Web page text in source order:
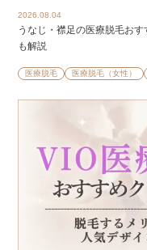
2026.08.04
うなじ・襟足の医療脱毛お
も解説
医療脱毛 医療脱毛（女性）